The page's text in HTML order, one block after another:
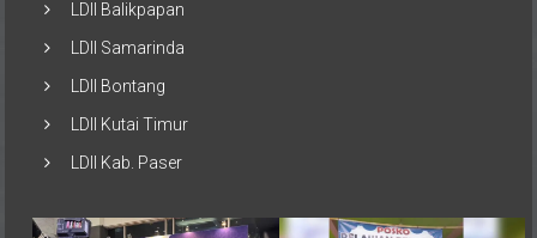
LDII Samarinda
LDII Kutai Timur